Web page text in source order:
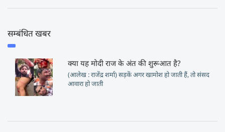
सम्बंधित खबर
क्या यह मोदी राज के अंत की शुरूआत है?
(आलेख : राजेंद्र शर्मा) सड़कें अगर खामोश हो जाती हैं, तो संसद
आवारा हो जाती